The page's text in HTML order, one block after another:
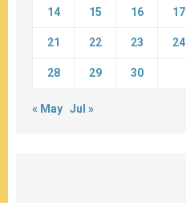
14 15 16 17
21 22 23 24
28 29 30
« May Jul »